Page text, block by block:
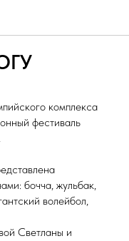
комплекса
фестиваль
бочча, жульбак,
волейбол,
Светланы и